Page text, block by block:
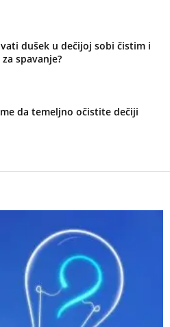
dušek u dečijoj sobi čistim i
spavanje?
da temeljno očistite dečiji